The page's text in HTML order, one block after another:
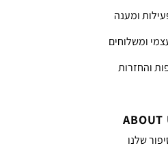
ומענה
ומשלוחים
והחזרות
ABOUT
שלנו